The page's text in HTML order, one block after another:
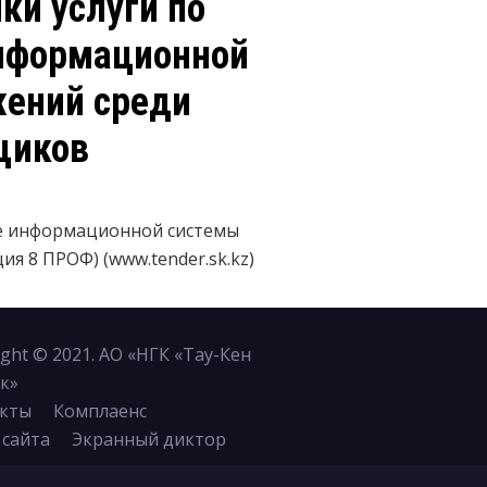
среди
информационной системы
8 ПРОФ) (www.tender.sk.kz)
© 2021. АО «НГК «Тау-Кен
Комплаенс
Экранный диктор